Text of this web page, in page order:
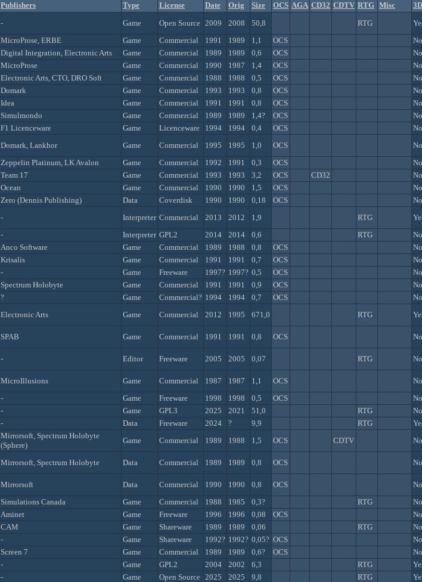
Publishers Type License Date Orig Size OCS AGA CD32 CDTV RTG Misc
3D
- Game Open Source 2009 2008 50,8 RTG
MicroProse, ERBE Game Commercial 1991 1989 1,1 OCS
No
Digital Integration, Electronic Arts Game Commercial 1989 1989 0,6 OCS
No
MicroProse Game Commercial 1990 1987 1,4 OCS
No
Electronic Arts, CTO, DRO Soft Game Commercial 1988 1988 0,5 OCS
No
Domark Game Commercial 1993 1993 0,8 OCS
No
Idea Game Commercial 1991 1991 0,8 OCS
No
Simulmondo Game Commercial 1989 1989 1,4? OCS
No
F1 Licenceware Game Licenceware 1994 1994 0,4 OCS
No
Domark, Lankhor Game Commercial 1995 1995 1,0 OCS
No
Zeppelin Platinum, LK Avalon Game Commercial 1992 1991 0,3 OCS
No
Team 17 Game Commercial 1993 1993 3,2 OCS CD32
No
Ocean Game Commercial 1990 1990 1,5 OCS
No
Zero (Dennis Publishing) Data Coverdisk 1990 1990 0,18 OCS
No
- Interpreter Commercial 2013 2012 1,9 RTG
- Interpreter GPL2 2014 2014 0,6 RTG
No
Anco Software Game Commercial 1989 1988 0,8 OCS
No
Krisalis Game Commercial 1991 1991 0,7 OCS
No
- Game Freeware 1997? 1997? 0,5 OCS
No
Spectrum Holobyte Game Commercial 1991 1991 0,9 OCS
No
? Game Commercial? 1994 1994 0,7 OCS
No
Electronic Arts Game Commercial 2012 1995 671,0 RTG
SPAB Game Commercial 1991 1991 0,8 OCS
No
- Editor Freeware 2005 2005 0,07 RTG No
MicroIllusions Game Commercial 1987 1987 1,1 OCS
No
- Game Freeware 1998 1998 0,5 OCS
No
- Game GPL3 2025 2021 51,0 RTG
No
- Data Freeware 2024 ? 9,9 RTG
Mirrorsoft, Spectrum Holobyte
(Sphere)
Game Commercial 1989 1988 1,5 OCS CDTV
No
Mirrorsoft, Spectrum Holobyte Data Commercial 1989 1989 0,8 OCS
No
Mirrorsoft Data Commercial 1990 1990 0,8 OCS
No
Simulations Canada Game Commercial 1988 1985 0,3? RTG
No
Aminet Game Freeware 1996 1996 0,08 OCS
No
CAM Game Shareware 1989 1989 0,06 RTG
No
- Game Shareware 1992? 1992? 0,05? OCS
No
Screen 7 Game Commercial 1989 1989 0,6? OCS
No
- Game GPL2 2004 2002 6,3 RTG
- Game Open Source 2025 2025 9,8 RTG